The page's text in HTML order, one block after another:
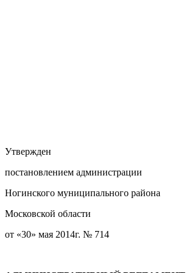
Утвержден
постановлением администрации
Ногинского муниципального района
Московской области
от «30» мая 2014г. № 714